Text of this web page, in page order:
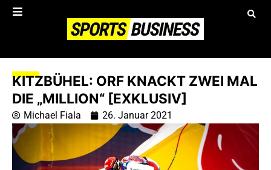
KITZBÜHEL: ORF KNACKT ZWEI MAL
DIE „MILLION“ [EXKLUSIV]
Michael Fiala 26. Januar 2021